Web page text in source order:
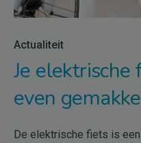
Actualiteit
Je elektrische
even
De elektrische fiets is